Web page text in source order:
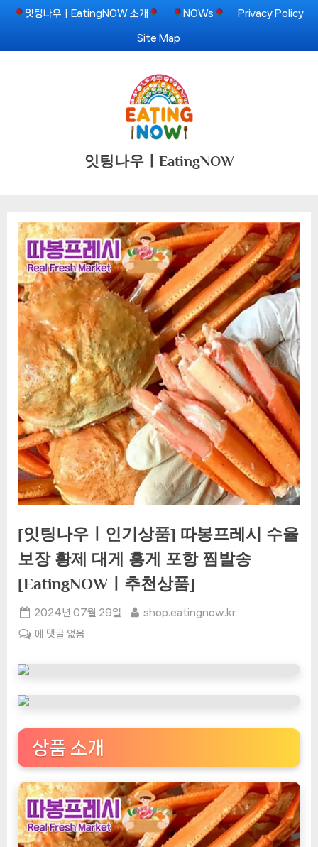
Skip
content
잇팅나우ㅣEatingNOW 소개 NOWs Privacy Policy
Site Map
잇팅나우ㅣEatingNOW
[잇팅나우ㅣ인기상품] 따봉프레시 수율
보장 황제 대게 홍게 포항 찜발송
[EatingNOWㅣ추천상품]
Posted
on
2024년 07월 29일 By
shop.eatingnow.kr
[잇
상
품]
따
봉
프
레
에 댓글 없음
상품 소개